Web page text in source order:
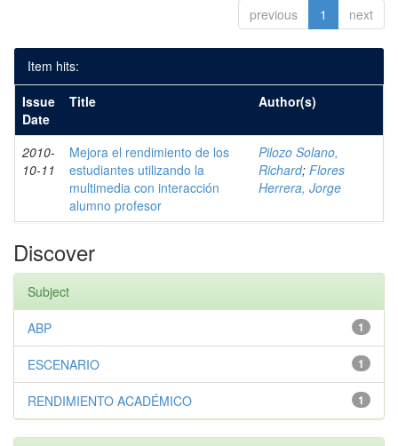
previous 1 next
Item hits:
Issue
Date
Title Author(s)
2010-
10-11
Mejora el rendimiento de los
estudiantes utilizando la
multimedia con interacción
alumno profesor
Pilozo Solano,
Richard; Flores
Herrera, Jorge
Discover
Subject
1
ABP
1
ESCENARIO
1
RENDIMIENTO ACADÉMICO